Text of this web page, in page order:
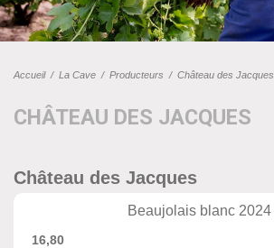
Accueil/ La Cave / Producteurs / Château des Jacques
CHÂTEAU DES JACQUES
Château des Jacques
Beaujolais blanc 2024
16,80